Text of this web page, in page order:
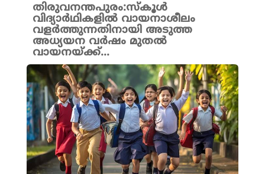
തിരുവനന്തപുരം:സ്കൂൾ
വിദ്യാർഥികളിൽ വായനാശീലം
വളർത്തുന്നതിനായി അടുത്ത
അധ്യയന വർഷം മുതൽ
വായനയ്ക്ക്...